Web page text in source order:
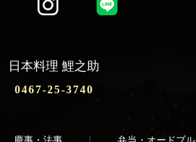
日本料理 鯉之助
0467-25-3740